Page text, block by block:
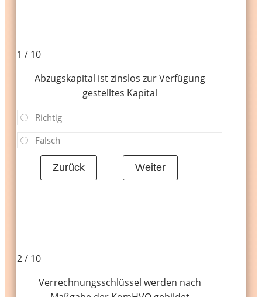
1 / 10
Abzugskapital ist zinslos zur Verfügung
gestelltes Kapital
Richtig
Falsch
2 / 10
Verrechnungsschlüssel werden nach